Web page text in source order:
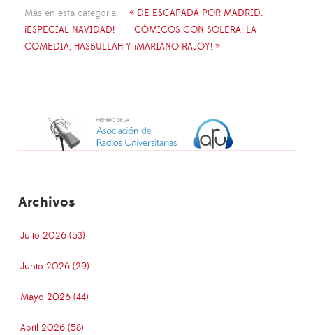
Más en esta categoría:
« DE ESCAPADA POR MADRID:
¡ESPECIAL NAVIDAD!
CÓMICOS CON SOLERA: LA
COMEDIA, HASBULLAH Y ¡MARIANO RAJOY! »
Archivos
Julio 2026 (53)
Junio 2026 (29)
Mayo 2026 (44)
Abril 2026 (58)